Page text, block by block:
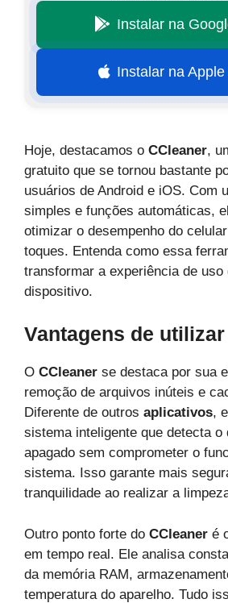
Instalar na
Instalar na
Hoje, destacamos o CCleaner,
gratuito que se tornou bastante
usuários de Android e iOS. Com
simples e funções automáticas,
otimizar o desempenho do
toques. Entenda como essa
transformar a experiência de uso
dispositivo.
Vantagens de
O CCleaner se destaca por sua
remoção de arquivos inúteis e
Diferente de outros aplicativos,
sistema inteligente que detecta o
apagado sem comprometer o
sistema. Isso garante mais
tranquilidade ao realizar a
Outro ponto forte do CCleaner é
em tempo real. Ele analisa
da memória RAM,
temperatura do aparelho. Tudo